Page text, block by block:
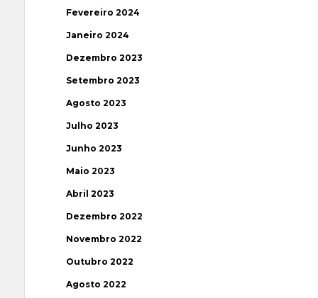
Fevereiro 2024
Janeiro 2024
Dezembro 2023
Setembro 2023
Agosto 2023
Julho 2023
Junho 2023
Maio 2023
Abril 2023
Dezembro 2022
Novembro 2022
Outubro 2022
Agosto 2022